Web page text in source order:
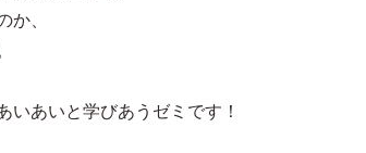
か、
いあいと学びあうゼミです！